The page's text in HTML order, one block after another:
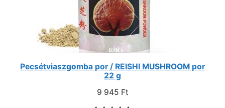
Pecsétviaszgomba por / REISHI MUSHROOM por
22 g
9 945 Ft